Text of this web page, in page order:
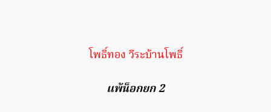
โพธิ์ทอง วีระบ้านโพธิ์
แพ้น็อกยก 2